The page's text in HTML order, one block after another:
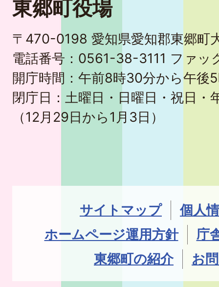
東郷町役場
〒470-0198 愛知県愛知郡東郷町
電話番号：0561-38-3111 ファ
開庁時間：午前8時30分から午後
閉庁日：土曜日・日曜日・祝日・
（12月29日から1月3日）
サイトマップ
個人
ホームページ運用方針
庁
東郷町の紹介
お